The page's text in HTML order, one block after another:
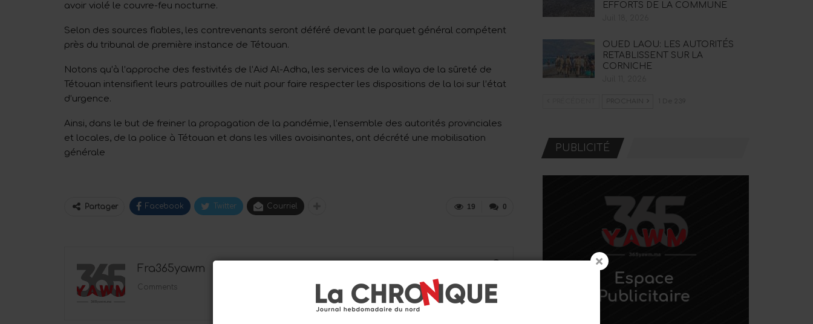
avoir violé le couvre-feu nocturne.
Selon des sources fiables, les contrevenants seront déféré devant le parquet général compétent
près du tribunal de première instance de Tétouan.
Notons qu’à l’approche des festivités de l’Aid Al-Adha, les services de la wilaya de la sûreté de
Tétouan intensifient leurs patrouilles de nuit pour faire respecter les dispositions de la loi sur l’état
d’urgence.
Ainsi, dans le but de freiner la propagation de la pandémie, l’ensemble des autorités provinciales
et locales, de la police à Tétouan et dans les villes avoisinantes, ont décrété une mobilisation
générale
0
19
Partager Facebook Twitter Courriel
Fra365yawm
Comments
EFFORTS DE LA COMMUNE
OUED LAOU: LES AUTORITÉS
RETABLISSENT SUR LA
CORNICHE
PROCHAIN 1 De 239
PUBLICITÉ